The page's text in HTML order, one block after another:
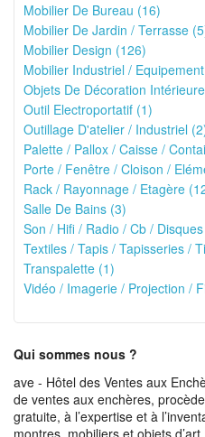
Mobilier De Bureau (16)
Mobilier De Jardin / Terrasse
Mobilier Design (126)
Mobilier Industriel /
Objets De Décoration
Outil Electroportatif (1)
Outillage D'atelier / Industriel
Palette / Pallox / Caisse /
Porte / Fenêtre / Cloison /
Rack / Rayonnage / Etagère
Salle De Bains (3)
Son / Hifi / Radio / Cb /
Textiles / Tapis / Tapisseries /
Transpalette (1)
Vidéo / Imagerie / Projection /
Qui sommes nous ?
ave - Hôtel des Ventes aux
de ventes aux enchères,
gratuite, à l’expertise et à
montres, mobiliers et objets